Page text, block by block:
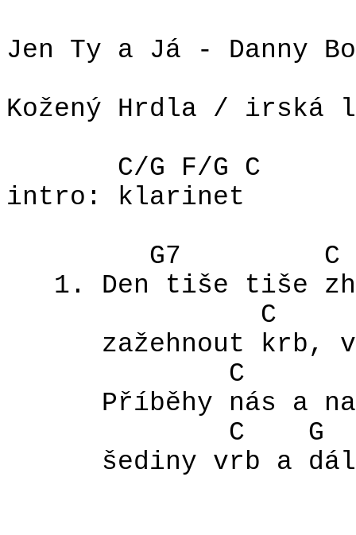
Jen Ty a Já - Danny
Kožený Hrdla / irská
C/G F/G C
intro: klarinet
G7
C
1. Den tiše tiše
C
zažehnout krb,
C
Příběhy nás a
C
G
šediny vrb a